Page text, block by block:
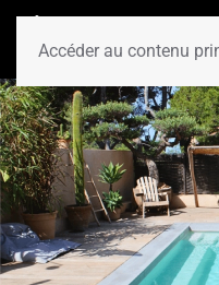
Accéder au contenu